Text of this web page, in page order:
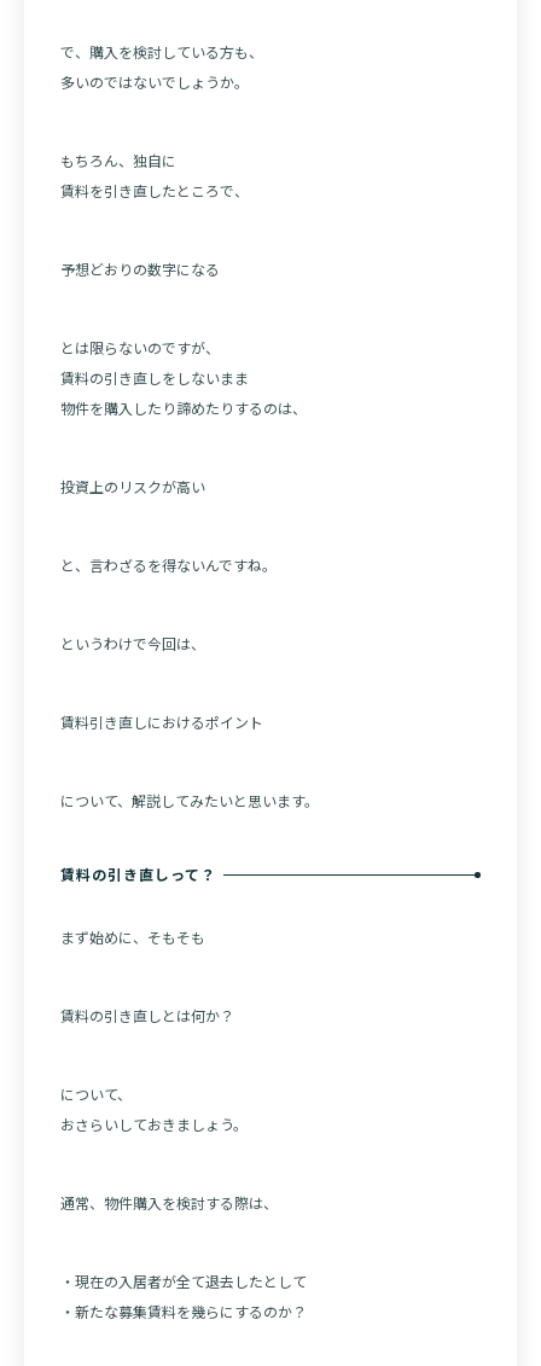
で、購入を検討している方も、
多いのではないでしょうか。
もちろん、独自に
賃料を引き直したところで、
予想どおりの数字になる
とは限らないのですが、
賃料の引き直しをしないまま
物件を購入したり諦めたりするのは、
投資上のリスクが高い
と、言わざるを得ないんですね。
というわけで今回は、
賃料引き直しにおけるポイント
について、解説してみたいと思います。
賃料の引き直しって？
まず始めに、そもそも
賃料の引き直しとは何か？
について、
おさらいしておきましょう。
通常、物件購入を検討する際は、
・現在の入居者が全て退去したとして
・新たな募集賃料を幾らにするのか？